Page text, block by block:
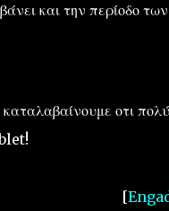
και την περίοδο των
οτι πολύ
[